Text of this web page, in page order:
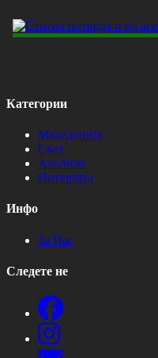
Категории
Македонија
Свет
Анализи
Интервјуа
Инфо
За Нас
Следете не